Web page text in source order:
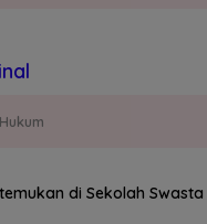
di Sekolah